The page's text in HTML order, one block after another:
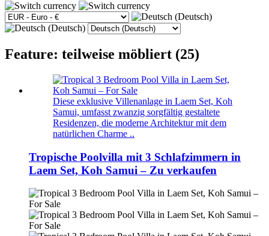
Feature: teilweise möbliert (25)
Diese exklusive Villenanlage in Laem Set, Koh
Samui, umfasst zwanzig sorgfältig gestaltete
Residenzen, die moderne Architektur mit dem
natürlichen Charme ..
Tropische Poolvilla mit 3 Schlafzimmern in
Laem Set, Koh Samui – Zu verkaufen